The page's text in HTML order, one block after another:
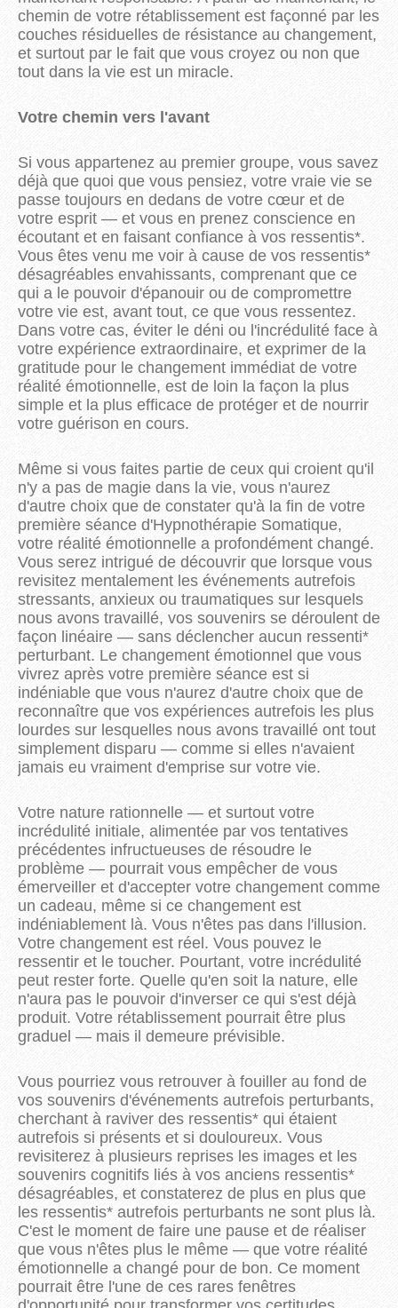
chemin de votre rétablissement est façonné par les
couches résiduelles de résistance au changement,
et surtout par le fait que vous croyez ou non que
tout dans la vie est un miracle.
Votre chemin vers l'avant
Si vous appartenez au premier groupe, vous savez
déjà que quoi que vous pensiez, votre vraie vie se
passe toujours en dedans de votre cœur et de
votre esprit — et vous en prenez conscience en
écoutant et en faisant confiance à vos ressentis*.
Vous êtes venu me voir à cause de vos ressentis*
désagréables envahissants, comprenant que ce
qui a le pouvoir d'épanouir ou de compromettre
votre vie est, avant tout, ce que vous ressentez.
Dans votre cas, éviter le déni ou l'incrédulité face à
votre expérience extraordinaire, et exprimer de la
gratitude pour le changement immédiat de votre
réalité émotionnelle, est de loin la façon la plus
simple et la plus efficace de protéger et de nourrir
votre guérison en cours.
Même si vous faites partie de ceux qui croient qu'il
n'y a pas de magie dans la vie, vous n'aurez
d'autre choix que de constater qu'à la fin de votre
première séance d'Hypnothérapie Somatique,
votre réalité émotionnelle a profondément changé.
Vous serez intrigué de découvrir que lorsque vous
revisitez mentalement les événements autrefois
stressants, anxieux ou traumatiques sur lesquels
nous avons travaillé, vos souvenirs se déroulent de
façon linéaire — sans déclencher aucun ressenti*
perturbant. Le changement émotionnel que vous
vivrez après votre première séance est si
indéniable que vous n'aurez d'autre choix que de
reconnaître que vos expériences autrefois les plus
lourdes sur lesquelles nous avons travaillé ont tout
simplement disparu — comme si elles n'avaient
jamais eu vraiment d'emprise sur votre vie.
Votre nature rationnelle — et surtout votre
incrédulité initiale, alimentée par vos tentatives
précédentes infructueuses de résoudre le
problème — pourrait vous empêcher de vous
émerveiller et d'accepter votre changement comme
un cadeau, même si ce changement est
indéniablement là. Vous n'êtes pas dans l'illusion.
Votre changement est réel. Vous pouvez le
ressentir et le toucher. Pourtant, votre incrédulité
peut rester forte. Quelle qu'en soit la nature, elle
n'aura pas le pouvoir d'inverser ce qui s'est déjà
produit. Votre rétablissement pourrait être plus
graduel — mais il demeure prévisible.
Vous pourriez vous retrouver à fouiller au fond de
vos souvenirs d'événements autrefois perturbants,
cherchant à raviver des ressentis* qui étaient
autrefois si présents et si douloureux. Vous
revisiterez à plusieurs reprises les images et les
souvenirs cognitifs liés à vos anciens ressentis*
désagréables, et constaterez de plus en plus que
les ressentis* autrefois perturbants ne sont plus là.
C'est le moment de faire une pause et de réaliser
que vous n'êtes plus le même — que votre réalité
émotionnelle a changé pour de bon. Ce moment
pourrait être l'une de ces rares fenêtres